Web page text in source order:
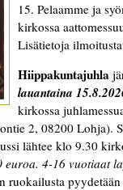
15. Pelaamme ja
kirkossa
Lisätietoja
Hiippakuntajuhla
lauantaina
kirkossa
2, 08200 Lohja).
lähtee klo 9.30
euroa. 4-16 vuotiaat
ruokailusta